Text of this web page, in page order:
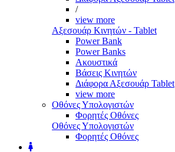
/
view more
Αξεσουάρ Κινητών - Tablet
Power Bank
Power Banks
Ακουστικά
Βάσεις Κινητών
Διάφορα Αξεσουάρ Tablet
view more
Οθόνες Υπολογιστών
Φορητές Οθόνες
Οθόνες Υπολογιστών
Φορητές Οθόνες